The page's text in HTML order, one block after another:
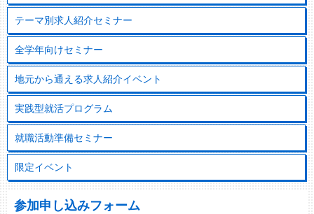
テーマ別求人紹介セミナー
全学年向けセミナー
地元から通える求人紹介イベント
実践型就活プログラム
就職活動準備セミナー
限定イベント
参加申し込みフォーム